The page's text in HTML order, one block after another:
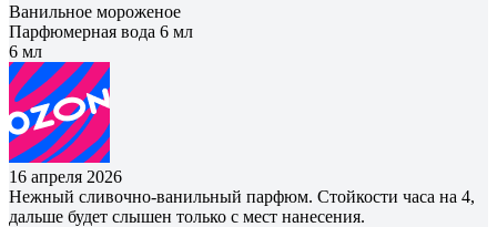
Ванильное мороженое
Парфюмерная вода 6 мл
6 мл
16 апреля 2026
Нежный сливочно-ванильный парфюм. Стойкости часа на 4,
дальше будет слышен только с мест нанесения.